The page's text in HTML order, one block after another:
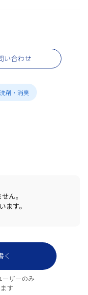
い合わせ
剤・消臭
ん。
ます。
く
ーザーのみ
す